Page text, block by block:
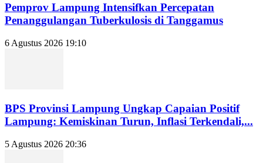
Pemprov Lampung Intensifkan Percepatan
Penanggulangan Tuberkulosis di Tanggamus
6 Agustus 2026 19:10
BPS Provinsi Lampung Ungkap Capaian Positif
Lampung: Kemiskinan Turun, Inflasi Terkendali,...
5 Agustus 2026 20:36